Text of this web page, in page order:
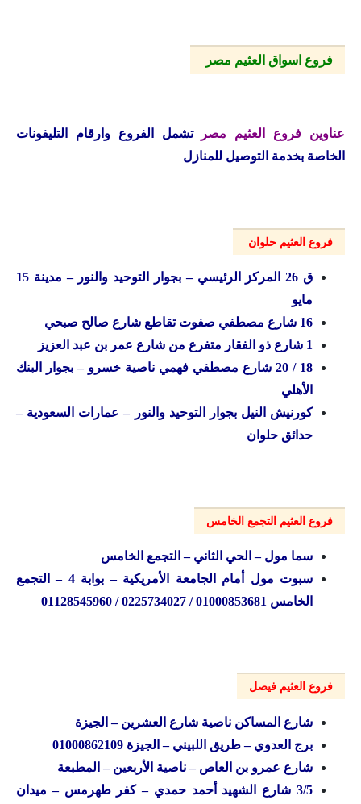
فروع اسواق العثيم مصر
عناوين فروع العثيم مصر
تشمل الفروع وارقام التليفونات
الخاصة بخدمة التوصيل للمنازل
فروع العثيم حلوان
ق 26 المركز الرئيسي – بجوار التوحيد والنور – مدينة 15
مايو
16 شارع مصطفي صفوت تقاطع شارع صالح صبحي
1 شارع ذو الفقار متفرع من شارع عمر بن عبد العزيز
18 / 20 شارع مصطفي فهمي ناصية خسرو – بجوار البنك
الأهلي
كورنيش النيل بجوار التوحيد والنور – عمارات السعودية –
حدائق حلوان
فروع العثيم التجمع الخامس
سما مول – الحي الثاني – التجمع الخامس
سبوت مول أمام الجامعة الأمريكية – بوابة 4 – التجمع
الخامس 01000853681 / 0225734027 / 01128545960
فروع العثيم فيصل
شارع المساكن ناصية شارع العشرين – الجيزة
برج العدوي – طريق اللبيني – الجيزة 01000862109
شارع عمرو بن العاص – ناصية الأربعين – المطبعة
3/5 شارع الشهيد أحمد حمدي – كفر طهرمس – ميدان